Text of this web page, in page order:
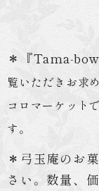
＊『Tama-
覧いただきお求
コロマーケット
す。
＊ 弓玉庵のお
さい。数量、